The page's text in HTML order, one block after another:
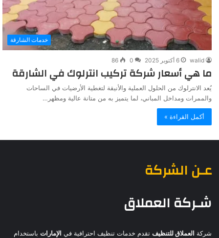
خدمات الشارقة
walid 6 أكتوبر 2025 0
86
ما هي أسعار شركة تركيب انترلوك في الشارقة
يُعد الانترلوك من الحلول العملية والأنيقة لتغطية الأرضيات في الساحات
والممرات ومداخل المباني، لما يتميز به من متانة عالية ومظهر…
أكمل القراءة »
عـن الشركة
شـركة العملاق
شركة العملاق للتنظيف تقدم خدمات تنظيف احترافية في الإمارات باستخدام